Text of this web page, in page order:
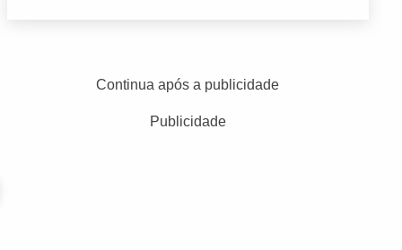
Continua após a publicidade
Publicidade